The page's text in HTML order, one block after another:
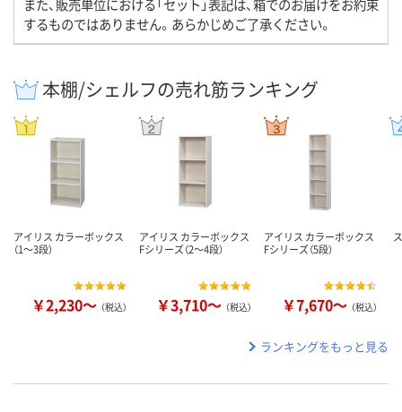
また、販売単位における「セット」表記は、箱でのお届けをお約束
するものではありません。あらかじめご了承ください。
本棚/シェルフの売れ筋ランキング
アイリス カラーボックス
（1～3段）
￥2,230～ （税込）
アイリス カラーボックス
Fシリーズ（2～4段）
￥3,710～ （税込）
アイリス カラーボックス
Fシリーズ（5段）
￥7,670～ （税込）
ランキングをもっと見る